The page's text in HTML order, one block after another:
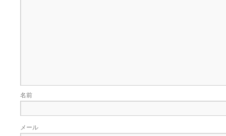
名前
メール